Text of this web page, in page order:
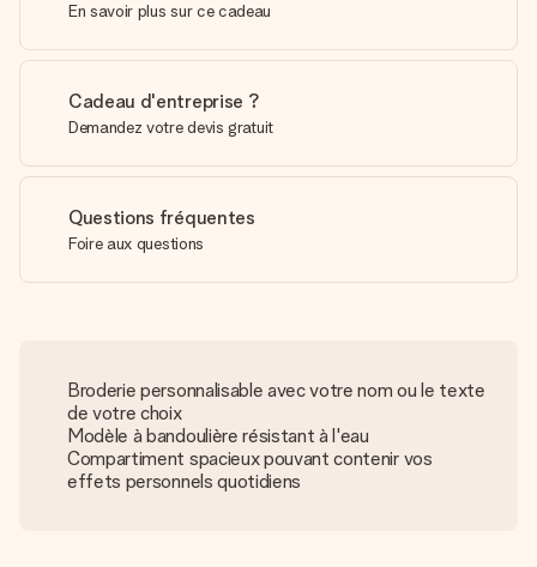
En savoir plus sur ce cadeau
Cadeau d'entreprise ?
Demandez votre devis gratuit
Questions fréquentes
Foire aux questions
Broderie personnalisable avec votre nom ou le texte
de votre choix
Modèle à bandoulière résistant à l'eau
Compartiment spacieux pouvant contenir vos
effets personnels quotidiens